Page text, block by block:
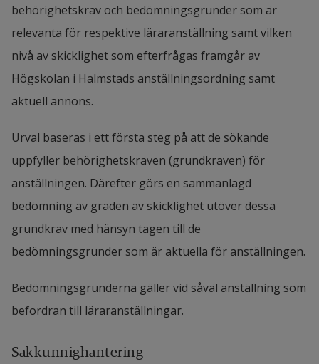
Laddas upp som separat fil, tydligt
uppmärkt.
En översättning till engelska eller
svenska ska finnas om dokumenten inte
Om ditt examensbevis finns i Ladok kan
du hämta där.
Mer information om digitala
examensbevis i Ladok
Publikationslista: Länka till eller bifoga en
lista över dina samtliga publikationer.
Markera vilka publikationer som är relevanta
åtta för lektorsanställningar och maximalt tio
som separat fil, tydligt uppmärkt. En
översättning till engelska eller svenska ska
finnas om dokumenten inte utfärdats på
något av dessa språk.
Ansökan om examensbevis, utbildning
på forskarnivå (forskarutbildning gjord
vid Högskolan i Halmstad)
Publikationslista. Förteckning över
vetenskapliga texter samt din roll i dessa
publikationer. Avhandling och åberopade
publikationer ska företrädesvis länkas till
Referenser, inklusive kontaktuppgifter.
Ansökan till doktorandtjänst
behörighetskrav och bedömningsgrunder som är
relevanta för respektive läraranställning samt vilken
nivå av skicklighet som efterfrågas framgår av
Högskolan i Halmstads anställningsordning samt
aktuell annons.
Urval baseras i ett första steg på att de sökande
uppfyller behörighetskraven (grundkraven) för
anställningen. Därefter görs en sammanlagd
bedömning av graden av skicklighet utöver dessa
grundkrav med hänsyn tagen till de
bedömningsgrunder som är aktuella för anställningen.
Bedömningsgrunderna gäller vid såväl anställning som
befordran till läraranställningar.
Sakkunnighantering